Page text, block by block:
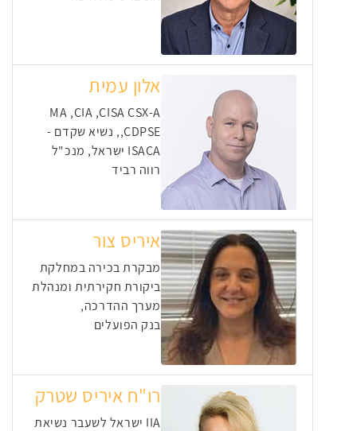
אלון עמית
MA ,CIA ,CISA CSX-A
,CDPSE, נשיא שקדם -
ISACA ישראל, מנכ"ל
רווה רביד
איריס צור
מבקרת בכירה במחלקת
ביקורת חקירתית ומנהלת
מערך ההדרכה,
בנק הפועלים
רו"ח איריס שטרק
IIA ישראל לשעבר נשיאת